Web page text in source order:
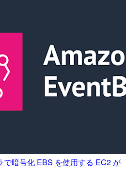
で暗号化 EBS を使用する EC2 が